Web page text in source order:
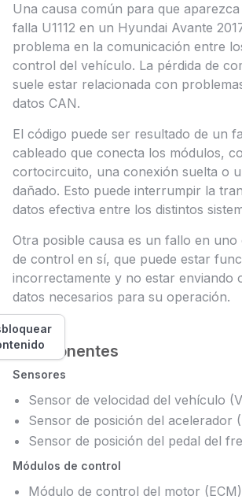
Una causa común para que
falla U1112 en un Hyundai Avante
problema en la comunicación entre
control del vehículo. La pérdida de
suele estar relacionada con
datos CAN.
El código puede ser resultado de un
cableado que conecta los módulos,
cortocircuito, una conexión suelta o
dañado. Esto puede interrumpir la
datos efectiva entre los distintos
Otra posible causa es un fallo en uno
de control en sí, que puede estar
incorrectamente y no estar enviando
datos necesarios para su operación.
Componentes
Sensores
Sensor de velocidad del vehículo
Sensor de posición del acelerador
Sensor de posición del pedal del
Módulos de control
Módulo de control del motor (ECM)